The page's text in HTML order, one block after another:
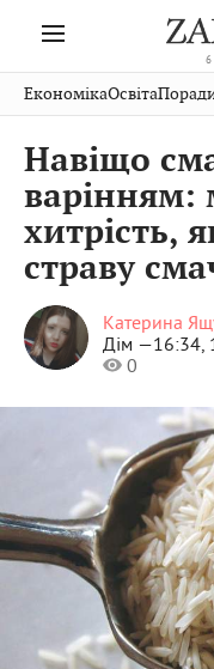
Івано-
Франківськ
Тернопіль
Волинь
Закарпаття
Рівне
Чернівці
Стрий
ЕкономікаОсвіта
Навіщо
варінням:
хитрість,
страву
Катерина
Дім —16:34,
0